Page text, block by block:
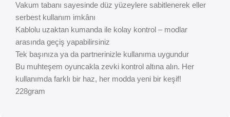
Vakum tabanı sayesinde düz yüzeylere sabitlenerek eller
serbest kullanım imkânı
Kablolu uzaktan kumanda ile kolay kontrol – modlar
arasında geçiş yapabilirsiniz
Tek başınıza ya da partnerinizle kullanıma uygundur
Bu muhteşem oyuncakla zevki kontrol altına alın. Her
kullanımda farklı bir haz, her modda yeni bir keşif!
228gram